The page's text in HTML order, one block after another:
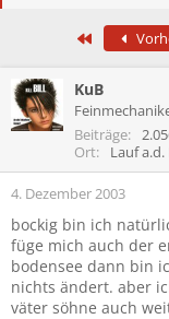
r
l
l
m
Erste
KuB
Beiträge
Ort
Lauf
4. Dezember 2003
bockig bin ich
füge mich auch der
bodensee dann bin
nichts ändert. aber
väter söhne auch